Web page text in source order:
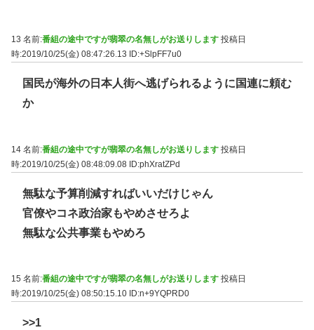
13 名前:番組の途中ですが翡翠の名無しがお送りします 投稿日
時:2019/10/25(金) 08:47:26.13
ID:+SlpFF7u0
国民が海外の日本人街へ逃げられるように国連に頼む
か
14 名前:番組の途中ですが翡翠の名無しがお送りします 投稿日
時:2019/10/25(金) 08:48:09.08 ID:phXratZPd
無駄な予算削減すればいいだけじゃん
官僚やコネ政治家もやめさせろよ
無駄な公共事業もやめろ
15 名前:番組の途中ですが翡翠の名無しがお送りします 投稿日
時:2019/10/25(金) 08:50:15.10 ID:n+9YQPRD0
>>1